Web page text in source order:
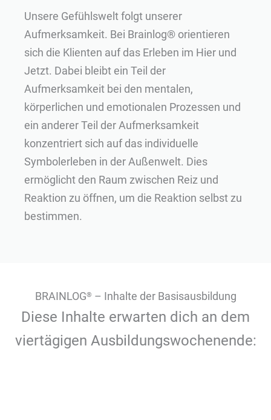
Unsere Gefühlswelt folgt unserer
Aufmerksamkeit. Bei Brainlog® orientieren
sich die Klienten auf das Erleben im Hier und
Jetzt. Dabei bleibt ein Teil der
Aufmerksamkeit bei den mentalen,
körperlichen und emotionalen Prozessen und
ein anderer Teil der Aufmerksamkeit
konzentriert sich auf das individuelle
Symbolerleben in der Außenwelt. Dies
ermöglicht den Raum zwischen Reiz und
Reaktion zu öffnen, um die Reaktion selbst zu
bestimmen.
BRAINLOG® – Inhalte der Basisausbildung
Diese Inhalte erwarten dich an dem
viertägigen Ausbildungswochenende: